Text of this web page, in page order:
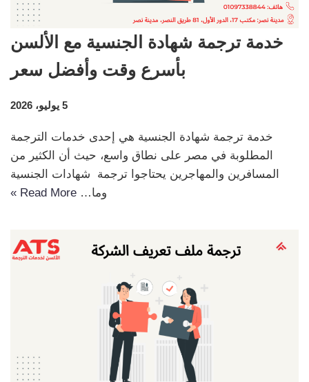
خدمة ترجمة شهادة الجنسية مع الألسن
بأسرع وقت وأفضل سعر
5 يوليو، 2026
خدمة ترجمة شهادة الجنسية هي إحدى خدمات الترجمة
المطلوبة في مصر على نطاق واسع، حيث أن الكثير من
المسافرين والمهاجرين يحتاجوا ترجمة شهادات الجنسية
وما… Read More »